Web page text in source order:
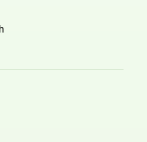
Gia Alpha
Gia Alpha